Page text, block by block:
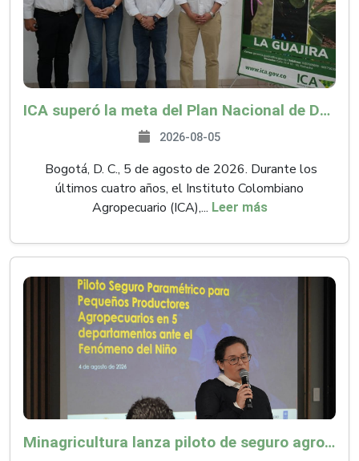
ICA superó la meta del Plan Nacional de Desarrollo y abrió 61 mercados internacionales
2026-08-05
Bogotá, D. C., 5 de agosto de 2026. Durante los
últimos cuatro años, el Instituto Colombiano
Agropecuario (ICA),... Leer más
Minagricultura lanza piloto de seguro agropecuario por $9.625 millones para proteger a más de 14.000 pequeños productores contra riesgos del Fenómeno de El Niño